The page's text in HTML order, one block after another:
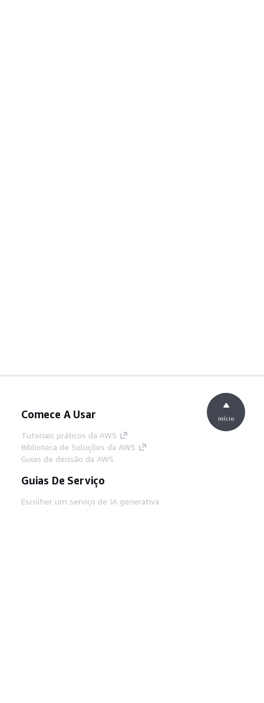
Comece A Usar
Tutoriais práticos da AWS
Biblioteca de Soluções da AWS
Guias de decisão da AWS
Guias De Serviço
Escolher um serviço de IA generativa
Guias de serviço da AWS
início